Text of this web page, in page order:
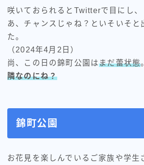
咲いておられるとTwitterで目にし、
あ、チャンスじゃね？といそいそと
た。
（2024年4月2日）
尚、この日の錦町公園はまだ蕾状態
隣なのにね？
錦町公園
お花見を楽しんでいるご家族や学生